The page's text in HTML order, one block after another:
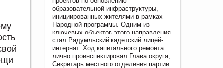
образовательной инфраструктуры,
инициированных жителями в рамках
Народной программы. Одним из
ключевых объектов этого направления
стал Радумльский кадетский лицей-
интернат. Ход капитального ремонта
лично проинспектировал Глава округа,
Секретарь местного отделения партии